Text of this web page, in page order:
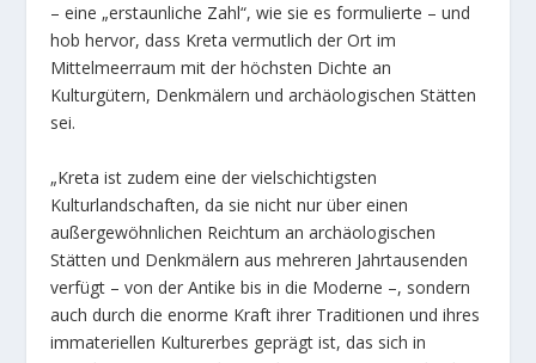
– eine „erstaunliche Zahl“, wie sie es formulierte – und
hob hervor, dass Kreta vermutlich der Ort im
Mittelmeerraum mit der höchsten Dichte an
Kulturgütern, Denkmälern und archäologischen Stätten
sei.
„Kreta ist zudem eine der vielschichtigsten
Kulturlandschaften, da sie nicht nur über einen
außergewöhnlichen Reichtum an archäologischen
Stätten und Denkmälern aus mehreren Jahrtausenden
verfügt – von der Antike bis in die Moderne –, sondern
auch durch die enorme Kraft ihrer Traditionen und ihres
immateriellen Kulturerbes geprägt ist, das sich in